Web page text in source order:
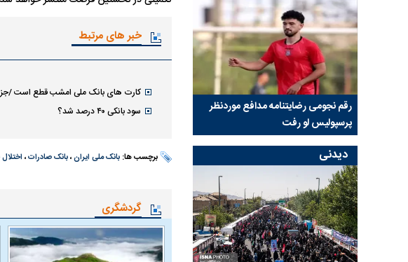
خبر های مرتبط
کارت های بانک ملی امشب قطع است /
سود بانکی ۴۰ درصد شد؟
برچسب ها: بانک ملی ایران،بانک صادرات،
گردشگری
رقم نجومی رضایتنامه مدافع موردنظر
پرسپولیس لو رفت
دو خرید جدید پرسپولیس نهایی شد؛
دیدنی